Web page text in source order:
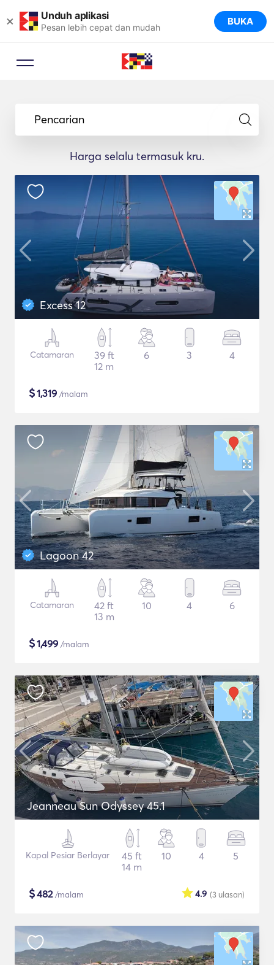
× Unduh aplikasi
Pesan lebih cepat dan mudah BUKA
Pencarian
Harga selalu termasuk kru.
Excess 12
Catamaran
39 ft
12 m
6 3 4
$1,319 /malam
Lagoon 42
Catamaran
42 ft
13 m
10 4 6
$1,499 /malam
Jeanneau Sun Odyssey 45.1
Kapal Pesiar Berlayar
45 ft
14 m
10 4 5
$482/malam (3 ulasan)
4.9